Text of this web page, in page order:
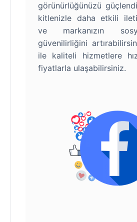
görünürlüğünüzü
kitlenizle daha etkili
ve markanızın
güvenilirliğini
ile kaliteli hizmetlere
fiyatlarla ulaşabilirsiniz.